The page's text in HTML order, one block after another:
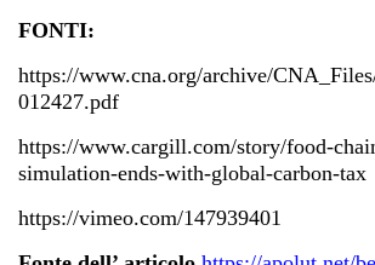
FONTI:
https://www.cna.org/archive/
012427.pdf
https://www.cargill.com/story/food-
simulation-ends-with-global-carbon-tax
https://vimeo.com/147939401